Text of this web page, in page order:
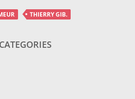
THIERRY GIB.